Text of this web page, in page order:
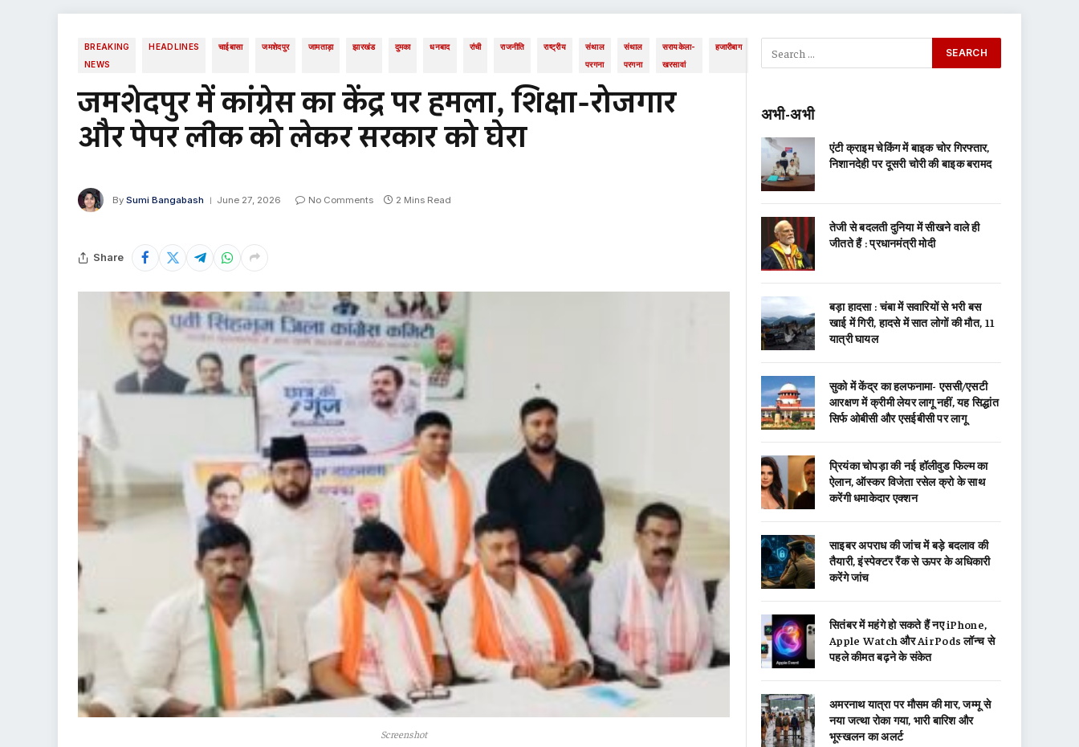
BREAKING
NEWS
HEADLINES चाईबासा जमशेदपुर जामताड़ा झारखंड दुमका धनबाद रांची राजनीति राष्ट्रीय
संथाल
परगना
संथाल
परगना
सरायकेला-
खरसावां
हजारीबाग
जमशेदपुर में कांग्रेस का केंद्र पर हमला, शिक्षा-रोजगार
और पेपर लीक को लेकर सरकार को घेरा
By Sumi Bangabash June 27, 2026 No Comments 2 Mins Read
Share
Screenshot
अभी-अभी
एंटी क्राइम चेकिंग में बाइक चोर गिरफ्तार,
निशानदेही पर दूसरी चोरी की बाइक बरामद
तेजी से बदलती दुनिया में सीखने वाले ही
जीतते हैं : प्रधानमंत्री मोदी
बड़ा हादसा : चंबा में सवारियों से भरी बस
खाई में गिरी, हादसे में सात लोगों की मौत, 11
यात्री घायल
सुको में केंद्र का हलफनामा- एससी/एसटी
आरक्षण में क्रीमी लेयर लागू नहीं, यह सिद्धांत
सिर्फ ओबीसी और एसईबीसी पर लागू
प्रियंका चोपड़ा की नई हॉलीवुड फिल्म का
ऐलान, ऑस्कर विजेता रसेल क्रो के साथ
करेंगी धमाकेदार एक्शन
साइबर अपराध की जांच में बड़े बदलाव की
तैयारी, इंस्पेक्टर रैंक से ऊपर के अधिकारी
करेंगे जांच
सितंबर में महंगे हो सकते हैं नए iPhone,
Apple Watch और AirPods लॉन्च से
पहले कीमत बढ़ने के संकेत
अमरनाथ यात्रा पर मौसम की मार, जम्मू से
नया जत्था रोका गया, भारी बारिश और
भूस्खलन का अलर्ट